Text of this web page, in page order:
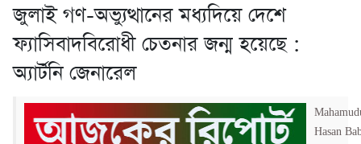
জুলাই গণ-অভ্যুত্থানের মধ্যদিয়ে দেশে
ফ্যাসিবাদবিরোধী চেতনার জন্ম হয়েছে :
অ্যার্টনি জেনারেল
Hasan